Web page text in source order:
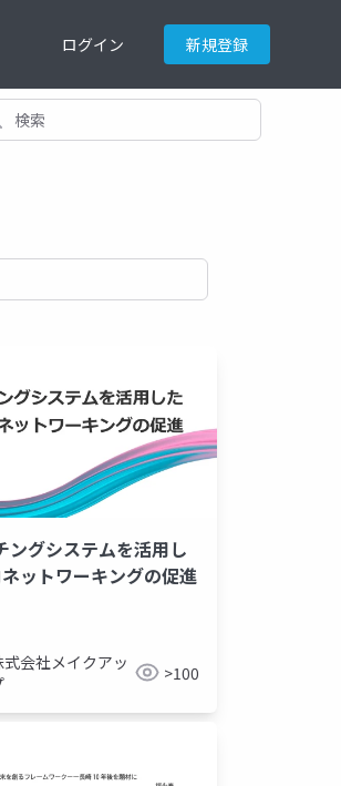
ログイン 新規登録
技術革新 生成ai
ングシステムを活用し
ットワーキングの促進
式会社メイクアッ
>100